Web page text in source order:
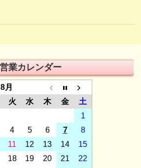
営業カレンダー
月
火 水 木 金
土
1
4 5 6 7
8
11 12 13 14
15
18 19 20 21
22